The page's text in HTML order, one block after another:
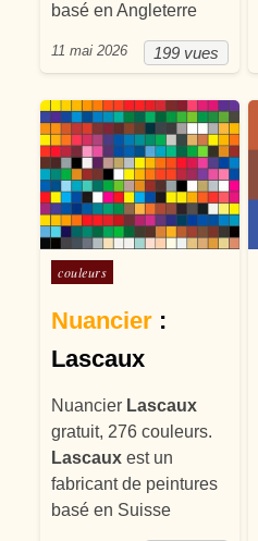
basé en Angleterre
199 vues
11 mai 2026
Posté dans
couleurs
Nuancier :
Lascaux
Nuancier Lascaux
gratuit, 276 couleurs.
Lascaux est un
fabricant de peintures
basé en Suisse